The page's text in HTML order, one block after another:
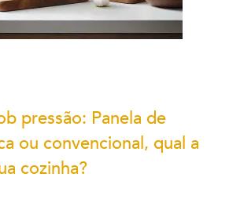
pressão: Panela de
ou convencional, qual a
cozinha?